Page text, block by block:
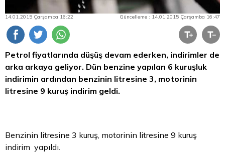
14.01.2015 Çarşamba 16:22 Güncelleme : 14.01.2015 Çarşamba 16:47
Petrol fiyatlarında düşüş devam ederken, indirimler de
arka arkaya geliyor. Dün benzine yapılan 6 kuruşluk
indirimin ardından benzinin litresine 3, motorinin
litresine 9 kuruş indirim geldi.
Benzinin litresine 3 kuruş, motorinin litresine 9 kuruş
indirim yapıldı.